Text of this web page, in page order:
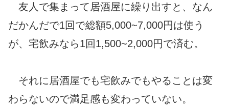
友人で集まって居酒屋に繰り出すと、なん
だかんだで1回で総額5,000~7,000円は使う
が、宅飲みなら1回1,500~2,000円で済む。
それに居酒屋でも宅飲みでもやることは変
わらないので満足感も変わっていない。